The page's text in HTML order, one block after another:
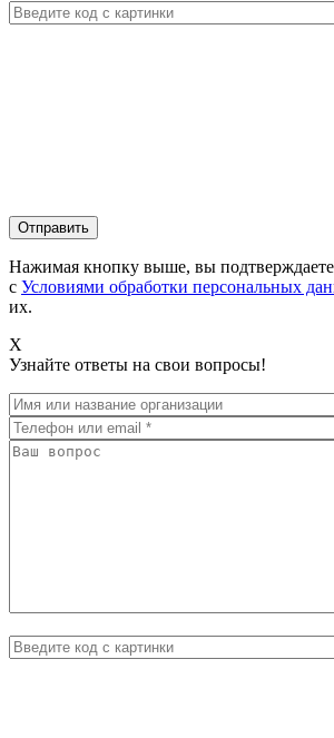
Нажимая кнопку выше, вы
с Условиями обработки персональных
их.
X
Узнайте ответы на свои вопросы!